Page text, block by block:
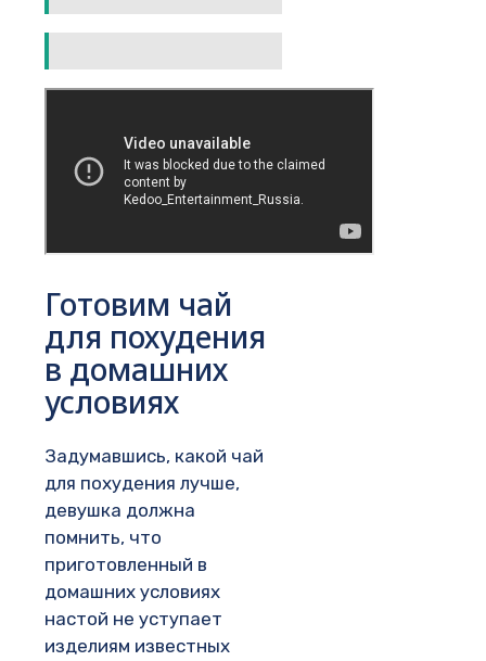
Готовим чай
для похудения
в домашних
условиях
Задумавшись, какой чай
для похудения лучше,
девушка должна
помнить, что
приготовленный в
домашних условиях
настой не уступает
изделиям известных